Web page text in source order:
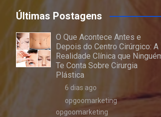
Últimas Postagens
O Que Acontece Antes e
Depois do Centro Cirúrgico: A
Realidade Clínica que
Te Conta Sobre Cirurgia
Plástica
6 dias ago
opgoomarketing
opgoomarketing